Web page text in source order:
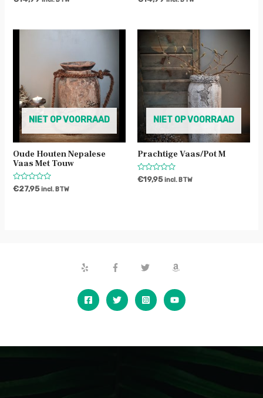
NIET OP VOORRAAD
Oude Houten Nepalese
Vaas Met Touw
Waardering
0
€27,95 incl. BTW
NIET OP VOORRAAD
Prachtige Vaas/pot M
Waardering
0
€19,95 incl. BTW